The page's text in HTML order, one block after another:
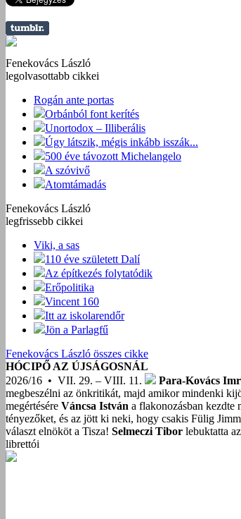
Fenekovács László
legolvasottabb cikkei
Rogán ante portas
Orbánból font kerítés
Unortodox – Illiberális
Úgy látszik, mégis inkább isszák...
500 éve távozott Michelangelo
A szóvivő
Atomtámadás
Fenekovács László
legfrissebb cikkei
Viki, a sas
110 éve született Dalí
Az építkezés folytatódik
Erőpolitika
Vincent 160
Itt az iskolarendőr
Jön a Parlagfű
Fenekovács László összes cikke
HÓCIPŐ AZ ÚJSÁGOSNÁL
2026/16 • VII. 29. – VIII. 11.
Para-Kovács
megbeszélni az önkritikát, majd amikor mindenki
megértésére Váncsa István a flakonozásban kezdte
tényezőket, és az jött ki neki, hogy csakis Fülig
választ elnököt a Tisza! Selmeczi Tibor lebuktatta
librettói